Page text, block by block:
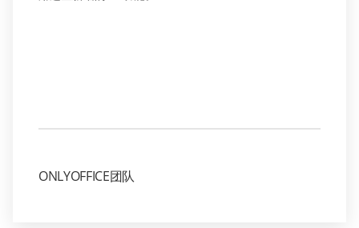
ONLYOFFICE团队